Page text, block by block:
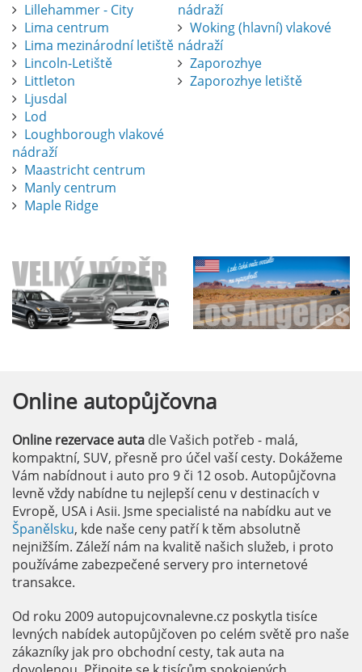
Lillehammer - City
Lima centrum
Lima mezinárodní letiště
Lincoln-Letiště
Littleton
Ljusdal
Lod
Loughborough vlakové
nádraží
Maastricht centrum
Manly centrum
Maple Ridge
nádraží
Woking (hlavní) vlakové
nádraží
Zaporozhye
Zaporozhye letiště
Online autopůjčovna
Online rezervace auta dle Vašich potřeb - malá,
kompaktní, SUV, přesně pro účel vaší cesty. Dokážeme
Vám nabídnout i auto pro 9 či 12 osob. Autopůjčovna
levně vždy nabídne tu nejlepší cenu v destinacích v
Evropě, USA i Asii. Jsme specialisté na nabídku aut ve
Španělsku, kde naše ceny patří k těm absolutně
nejnižším. Záleží nám na kvalitě našich služeb, i proto
používáme zabezpečené servery pro internetové
transakce.
Od roku 2009 autopujcovnalevne.cz poskytla tisíce
levných nabídek autopůjčoven po celém světě pro naše
zákazníky jak pro obchodní cesty, tak auta na